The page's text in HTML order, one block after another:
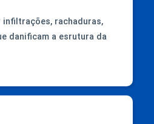
infiltrações, rachaduras,
danificam a esrutura da